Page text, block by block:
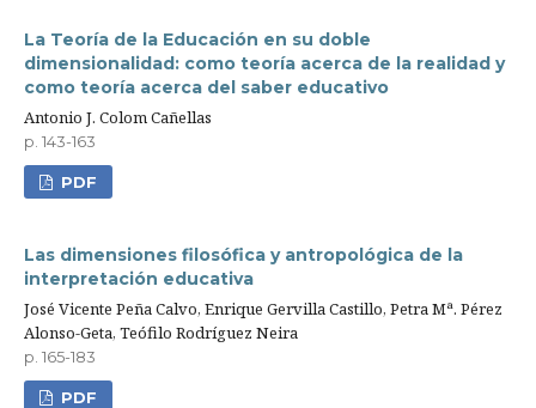
La Teoría de la Educación en su doble
dimensionalidad: como teoría acerca de la realidad y
como teoría acerca del saber educativo
Antonio J. Colom Cañellas
p. 143-163
PDF
Las dimensiones filosófica y antropológica de la
interpretación educativa
José Vicente Peña Calvo, Enrique Gervilla Castillo, Petra Mª. Pérez
Alonso-Geta, Teófilo Rodríguez Neira
p. 165-183
PDF